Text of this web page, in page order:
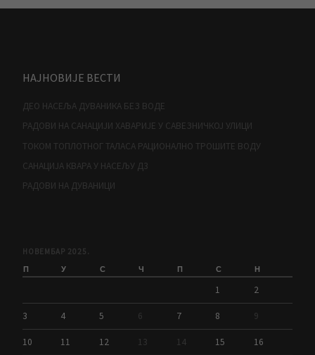
НАЈНОВИЈЕ ВЕСТИ
ДЕО НАСЕЉА ДУВАНИКА БЕЗ ВОДЕ
РАДОВИ НА САНАЦИЈИ ХАВАРИЈЕ У САВЕЗНИЧКОЈ УЛИЦИ
ТОКОМ ТОПЛОТНОГ ТАЛАСА РАЦИОНАЛНО ТРОШИТЕ ВОДУ
САНАЦИЈА КВАРА У НАСЕЉУ Д3
РАДОВИ НА ДУВАНИЦИ
НОВЕМБАР 2025.
П У С Ч П С Н
1 2
3 4 5 6 7 8 9
10 11 12 13 14 15 16